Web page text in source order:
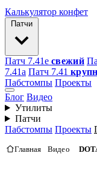
Калькулятор конфет
Патчи
Патч 7.41e свежий
7.41а Патч 7.41
Пабстомпы Проекты
Блог Видео
Утилиты
Патчи
Пабстомпы Проекты
Главная Видео